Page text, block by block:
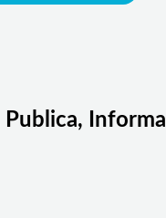
Publica, Informa